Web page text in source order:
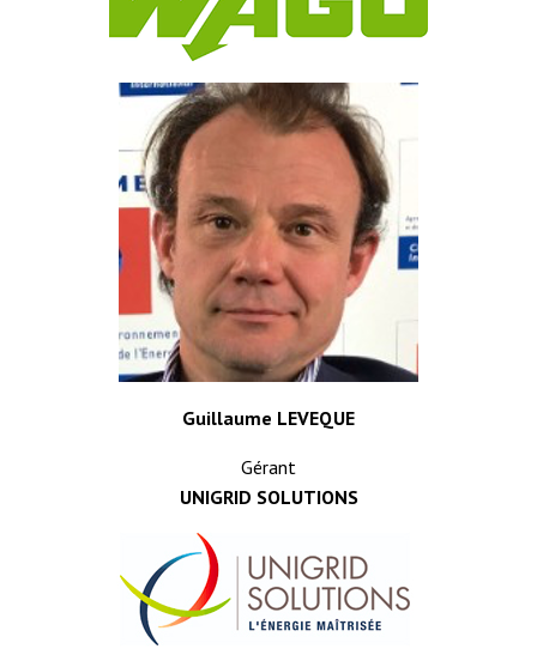
Guillaume LEVEQUE
Gérant
UNIGRID SOLUTIONS